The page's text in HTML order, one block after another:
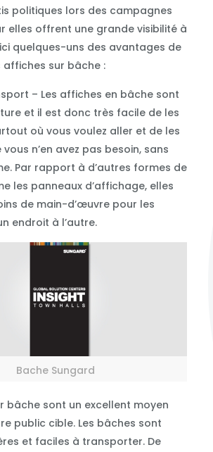
politiques lors des campagnes
elles offrent une grande visibilité à
quelques-uns des avantages de
affiches sur bâche :
– Les affiches en bâche sont
et il est donc très facile de les
où vous voulez aller et de les
n’en avez pas besoin, sans
Par rapport à d’autres formes de
les panneaux d’affichage, elles
de main-d’œuvre pour les
endroit à l’autre.
Bache Sungard
bâche sont un excellent moyen
public cible. Les bâches sont
et faciles à transporter. De